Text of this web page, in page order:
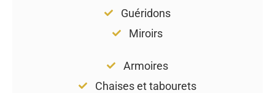
Guéridons
Miroirs
Armoires
Chaises et tabourets